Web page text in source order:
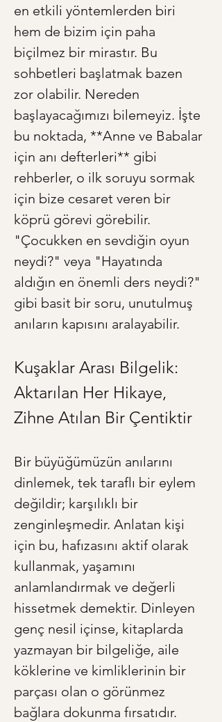
en etkili yöntemlerden biri
hem de bizim için paha
biçilmez bir mirastır. Bu
sohbetleri başlatmak bazen
zor olabilir. Nereden
başlayacağımızı bilemeyiz. İşte
bu noktada, **Anne ve Babalar
için anı defterleri** gibi
rehberler, o ilk soruyu sormak
için bize cesaret veren bir
köprü görevi görebilir.
"Çocukken en sevdiğin oyun
neydi?" veya "Hayatında
aldığın en önemli ders neydi?"
gibi basit bir soru, unutulmuş
anıların kapısını aralayabilir.
Kuşaklar Arası Bilgelik:
Aktarılan Her Hikaye,
Zihne Atılan Bir Çentiktir
Bir büyüğümüzün anılarını
dinlemek, tek taraflı bir eylem
değildir; karşılıklı bir
zenginleşmedir. Anlatan kişi
için bu, hafızasını aktif olarak
kullanmak, yaşamını
anlamlandırmak ve değerli
hissetmek demektir. Dinleyen
genç nesil içinse, kitaplarda
yazmayan bir bilgeliğe, aile
köklerine ve kimliklerinin bir
parçası olan o görünmez
bağlara dokunma fırsatıdır.